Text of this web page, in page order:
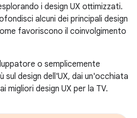
i design UX ottimizzati.
alcuni dei principali design
favoriscono il coinvolgimento
o semplicemente
sul design dell'UX, dai un'occhiata
migliori design UX per la TV.